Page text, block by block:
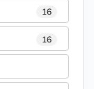
16
16